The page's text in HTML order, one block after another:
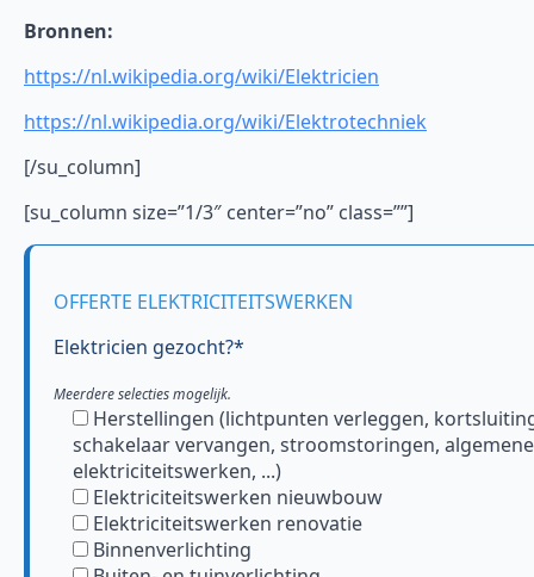
Bronnen:
https://nl.wikipedia.org/wiki/Elektricien
https://nl.wikipedia.org/wiki/Elektrotechniek
[/su_column]
[su_column size=”1/3″ center=”no” class=””]
OFFERTE ELEKTRICITEITSWERKEN
Elektricien gezocht?*
Meerdere selecties mogelijk.
Herstellingen (lichtpunten verleggen,
schakelaar vervangen, stroomstoringen, algemene
elektriciteitswerken, ...)
Elektriciteitswerken nieuwbouw
Elektriciteitswerken renovatie
Binnenverlichting